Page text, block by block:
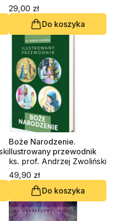
29,00 zł
Do koszyka
Boże Narodzenie.
Ilustrowany przewodnik
ks. prof. Andrzej Zwoliński
49,90 zł
Do koszyka